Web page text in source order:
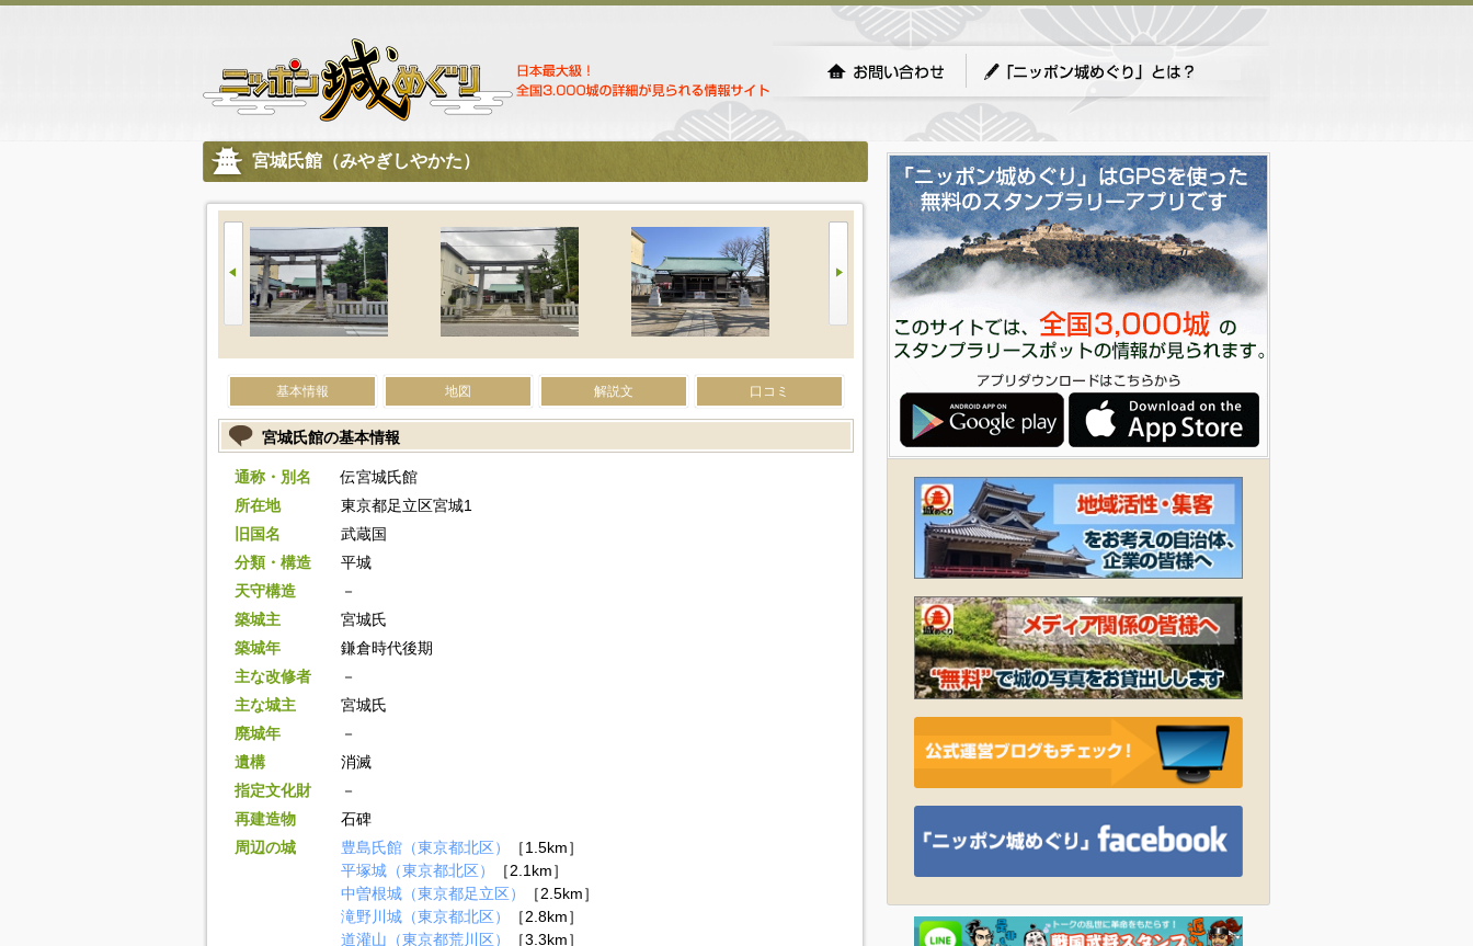
宮城氏館（みやぎしやかた）
基本情報 地図 解説文 口コミ
宮城氏館の基本情報
通称・別名
伝宮城氏館
所在地
東京都足立区宮城1
旧国名
武蔵国
分類・構造
平城
天守構造
－
築城主
宮城氏
築城年
鎌倉時代後期
主な改修者
－
主な城主
宮城氏
廃城年
－
遺構
消滅
指定文化財
－
再建造物
石碑
周辺の城
豊島氏館（東京都北区）
［1.5km］
平塚城（東京都北区）
［2.1km］
中曽根城（東京都足立区）
［2.5km］
滝野川城（東京都北区）
［2.8km］
道灌山（東京都荒川区）
［3.3km］